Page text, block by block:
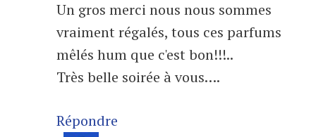
Un gros merci nous nous sommes
vraiment régalés, tous ces parfums
mêlés hum que c'est bon!!!..
Très belle soirée à vous….
Répondre